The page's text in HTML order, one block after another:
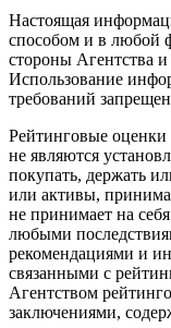
Настоящая
способом и в любой
стороны Агентства
Использование
требований
Рейтинговые
не являются
покупать, держать
или активы,
не принимает на
любыми
рекомендациями и
связанными с
Агентством
заключениями,